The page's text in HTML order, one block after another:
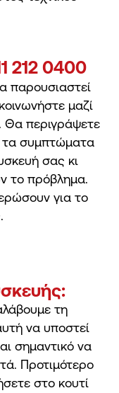
212 0400
παρουσιαστεί
μαζί
Θα περιγράψετε
τα συμπτώματα
σας κι
το πρόβλημα.
για το
τη
να υποστεί
σημαντικό να
Προτιμότερο
στο κουτί